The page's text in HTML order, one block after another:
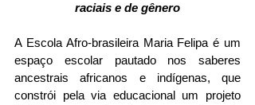
raciais e de gênero
A Escola Afro-brasileira Maria Felipa é um
espaço escolar pautado nos saberes
ancestrais africanos e indígenas, que
constrói pela via educacional um projeto